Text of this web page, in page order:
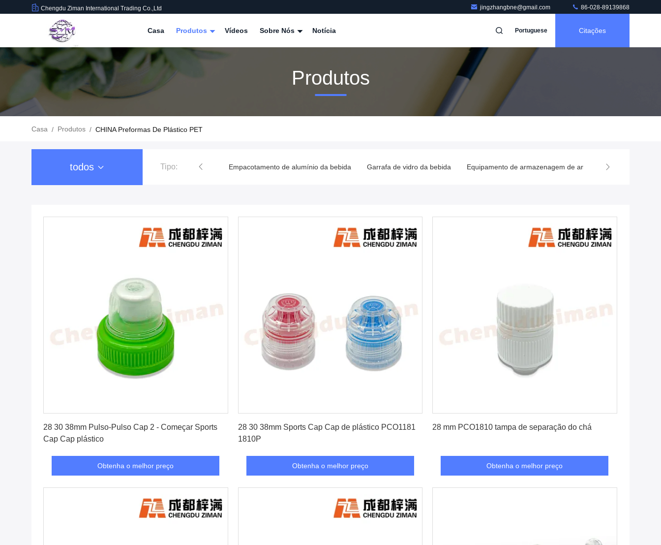
Chengdu Ziman International Trading Co.,Ltd jingzhangbne@gmail.com 86-028-89139868
Casa Produtos Vídeos Sobre Nós Notícia Portuguese Citações
Produtos
Casa / Produtos / CHINA Preformas De Plástico PET
todos Tipo:
Empacotamento da bebida do alimento Empacotamento de alumínio da bebida Garrafa de vidro da bebida Equipamento de armazenagem de armazém
28 30 38mm Pulso-Pulso Cap 2 - Começar Sports
Cap Cap plástico
Obtenha o melhor preço
28 30 38mm Sports Cap Cap de plástico PCO1181
1810P
Obtenha o melhor preço
28 mm PCO1810 tampa de separação do chá
Obtenha o melhor preço